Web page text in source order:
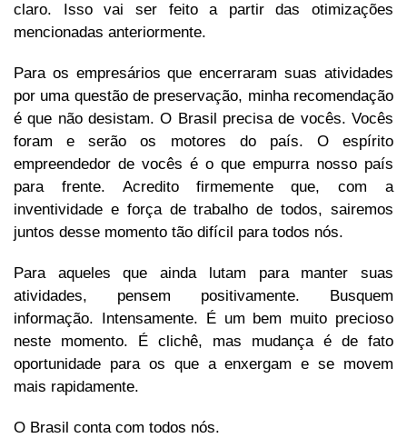
claro. Isso vai ser feito a partir das otimizações
mencionadas anteriormente.
Para os empresários que encerraram suas atividades
por uma questão de preservação, minha recomendação
é que não desistam. O Brasil precisa de vocês. Vocês
foram e serão os motores do país. O espírito
empreendedor de vocês é o que empurra nosso país
para frente. Acredito firmemente que, com a
inventividade e força de trabalho de todos, sairemos
juntos desse momento tão difícil para todos nós.
Para aqueles que ainda lutam para manter suas
atividades, pensem positivamente. Busquem
informação. Intensamente. É um bem muito precioso
neste momento. É clichê, mas mudança é de fato
oportunidade para os que a enxergam e se movem
mais rapidamente.
O Brasil conta com todos nós.